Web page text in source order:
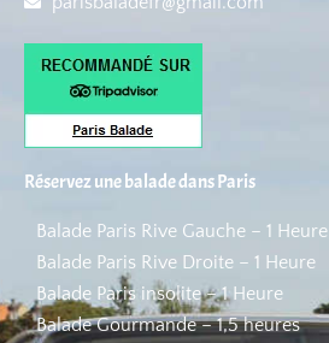
Réservez une balade dans Paris
Balade Paris Rive Gauche – 1 Heure
Balade Paris Rive Droite – 1 Heure
Balade Paris insolite – 1 Heure
Balade Gourmande – 1,5 heures